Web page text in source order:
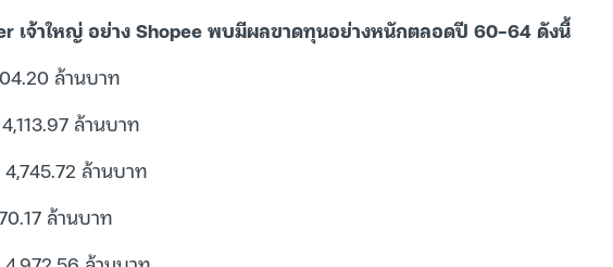
เจ้าใหญ่ อย่าง Shopee พบมีผลขาดทุนอย่างหนักตลอดปี 60-64 ดังนี้
ล้านบาท
ล้านบาท
ล้านบาท
ล้านบาท